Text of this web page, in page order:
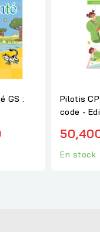
GS :
Pilotis
code -
En stock